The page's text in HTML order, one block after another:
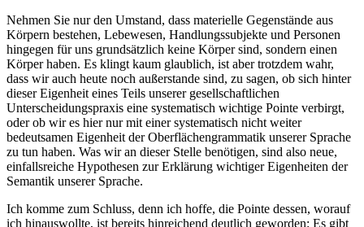
Nehmen Sie nur den Umstand, dass materielle Gegenstände aus
Körpern bestehen, Lebewesen, Handlungssubjekte und Personen
hingegen für uns grundsätzlich keine Körper sind, sondern einen
Körper haben. Es klingt kaum glaublich, ist aber trotzdem wahr,
dass wir auch heute noch außerstande sind, zu sagen, ob sich hinter
dieser Eigenheit eines Teils unserer gesellschaftlichen
Unterscheidungspraxis eine systematisch wichtige Pointe verbirgt,
oder ob wir es hier nur mit einer systematisch nicht weiter
bedeutsamen Eigenheit der Oberflächengrammatik unserer Sprache
zu tun haben. Was wir an dieser Stelle benötigen, sind also neue,
einfallsreiche Hypothesen zur Erklärung wichtiger Eigenheiten der
Semantik unserer Sprache.
Ich komme zum Schluss, denn ich hoffe, die Pointe dessen, worauf
ich hinauswollte, ist bereits hinreichend deutlich geworden: Es gibt